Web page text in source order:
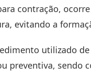
contração,
evitando a
utilizado
preventiva, sendo